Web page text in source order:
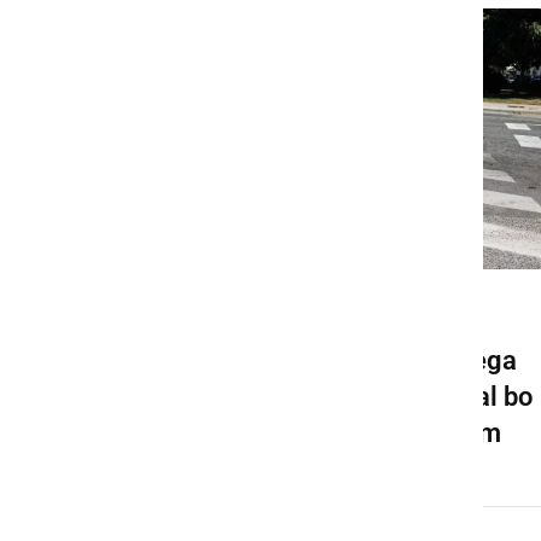
Pričela se bo gradnja novega
krožišča v Ljutomeru, veljal bo
spremenjen prometni režim